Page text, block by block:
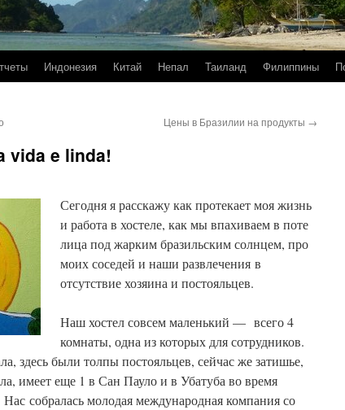
Индонезия Китай Непал Таиланд Филиппины
Цены в Бразилии на продукты →
vida e linda!
Сегодня я расскажу как протекает моя жизнь
и работа в хостеле, как мы впахиваем в поте
лица под жарким бразильским солнцем, про
моих соседей и наши развлечения в
отсутствие хозяина и постояльцев.
Наш хостел совсем маленький — всего 4
комнаты, одна из которых для сотрудников.
здесь были толпы постояльцев, сейчас же затишье,
имеет еще 1 в Сан Пауло и в Убатуба во время
Нас собралась молодая международная компания со